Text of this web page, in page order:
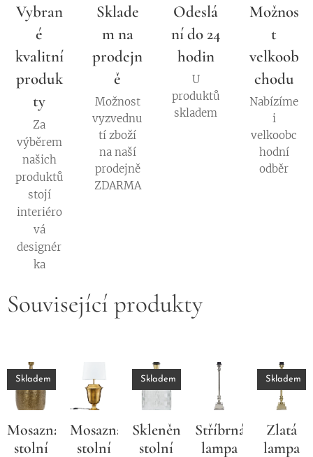
Vybran
é
kvalitní
produk
ty
Za
výběrem
našich
produktů
stojí
interiéro
vá
designér
ka
Sklade
m na
prodejn
ě
Možnost
vyzvednu
tí zboží
na naší
prodejně
ZDARMA
Odeslá
ní do 24
hodin
U
produktů
skladem
Možnos
t
velkoob
chodu
Nabízíme
i
velkoobc
hodní
odběr
Související produkty
Mosazná
stolní
Skladem
Mosazná
stolní
Skleněná
stolní
Skladem
Stříbrná
lampa
Zlatá
lampa
Skladem